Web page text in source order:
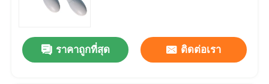
ราคาถูกที่สุด ติดต่อเรา